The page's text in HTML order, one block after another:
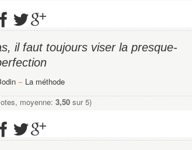
il faut toujours viser la presque-
− La méthode
moyenne: 3,50 sur 5)